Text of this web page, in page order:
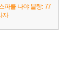
파클-나야 블랑: 77
자